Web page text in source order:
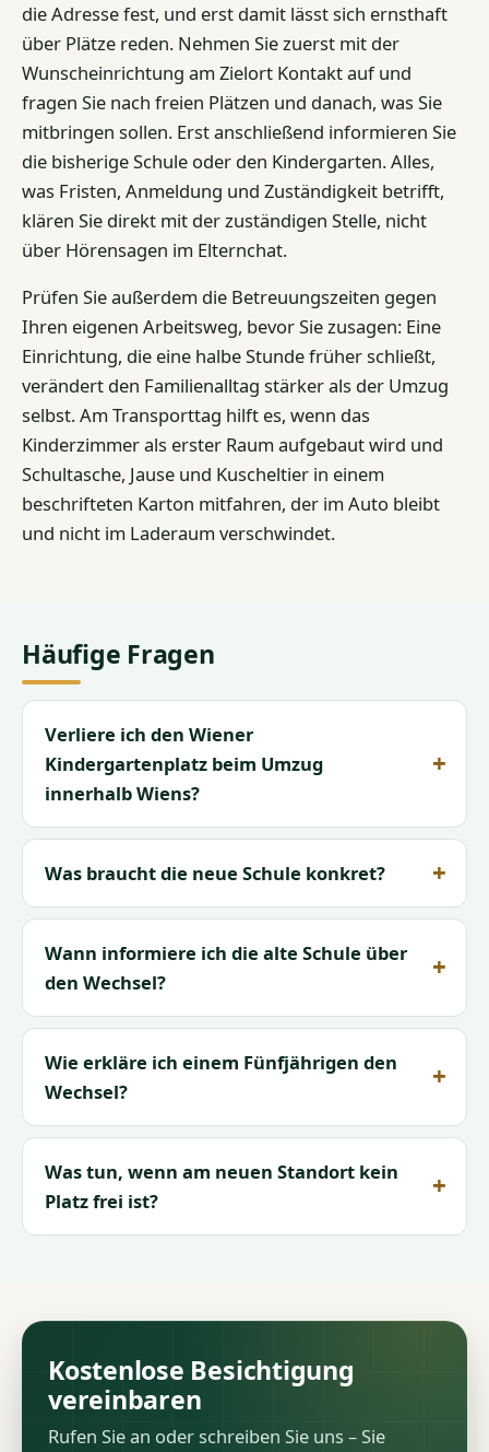
die Adresse fest, und erst damit lässt sich ernsthaft
über Plätze reden. Nehmen Sie zuerst mit der
Wunscheinrichtung am Zielort Kontakt auf und
fragen Sie nach freien Plätzen und danach, was Sie
mitbringen sollen. Erst anschließend informieren Sie
die bisherige Schule oder den Kindergarten. Alles,
was Fristen, Anmeldung und Zuständigkeit betrifft,
klären Sie direkt mit der zuständigen Stelle, nicht
über Hörensagen im Elternchat.
Prüfen Sie außerdem die Betreuungszeiten gegen
Ihren eigenen Arbeitsweg, bevor Sie zusagen: Eine
Einrichtung, die eine halbe Stunde früher schließt,
verändert den Familienalltag stärker als der Umzug
selbst. Am Transporttag hilft es, wenn das
Kinderzimmer als erster Raum aufgebaut wird und
Schultasche, Jause und Kuscheltier in einem
beschrifteten Karton mitfahren, der im Auto bleibt
und nicht im Laderaum verschwindet.
Häufige Fragen
Verliere ich den Wiener
Kindergartenplatz beim Umzug
innerhalb Wiens?
Was braucht die neue Schule konkret?
Wann informiere ich die alte Schule über
den Wechsel?
Wie erkläre ich einem Fünfjährigen den
Wechsel?
Was tun, wenn am neuen Standort kein
Platz frei ist?
Kostenlose Besichtigung
vereinbaren
Rufen Sie an oder schreiben Sie uns – Sie